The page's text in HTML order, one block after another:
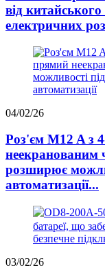
від
електричних
04/02/26
Роз'єм M12 A з
неекранованим
розширює
автоматизації...
03/02/26